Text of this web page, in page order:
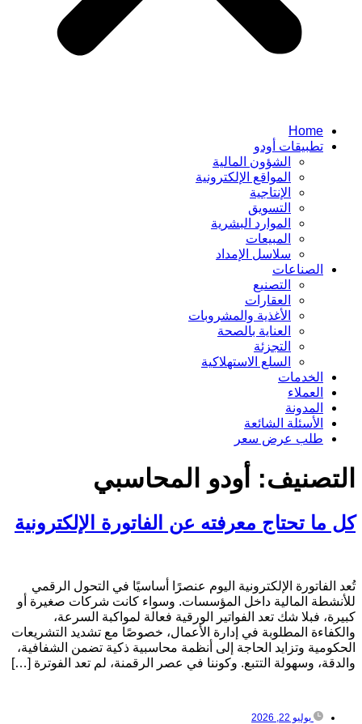
Home
تطبيقات أودو
الشؤون المالية
المواقع الإلكترونية
الإنتاجية
التسويق
الموارد البشرية
المبيعات
سلاسل الإمداد
الصناعات
التصنيع
العقارات
الأغذية والمشروبات
العناية بالصحة
التجزئة
السلع الاستهلاكية
الخدمات
العملاء
المدونة
الأسئلة الشائعة
طلب عرض سعر
التصنيف: أودو المحاسبي
كل ما تحتاج معرفته عن الفاتورة الإلكترونية
تُعد الفاتورة الإلكترونية اليوم عنصرًا أساسيًا في التحول الرقمي
للأنشطة المالية داخل المؤسسات. وسواء كانت شركات صغيرة أو
كبيرة، فبلا شك تعد الفواتير الورقية فعالة لمواكبة السرعة،
والكفاءة المطلوبة في إدارة الأعمال، خصوصًا مع تشديد التشريعات
الحكومية وتزايد الحاجة إلى أنظمة محاسبية ذكية تضمن الشفافية،
والدقة، وسهولة التتبع. وكوننا في عصر الرقمنة، لم تعد الفوترة […]
يوليو 22, 2026